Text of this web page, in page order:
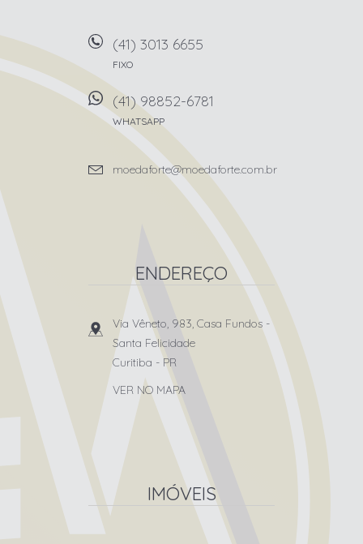
(41) 3013 6655
FIXO
(41) 98852-6781
WHATSAPP
moedaforte@moedaforte.com.br
ENDEREÇO
Via Vêneto, 983, Casa Fundos -
Santa Felicidade
Curitiba - PR
VER NO MAPA
IMÓVEIS